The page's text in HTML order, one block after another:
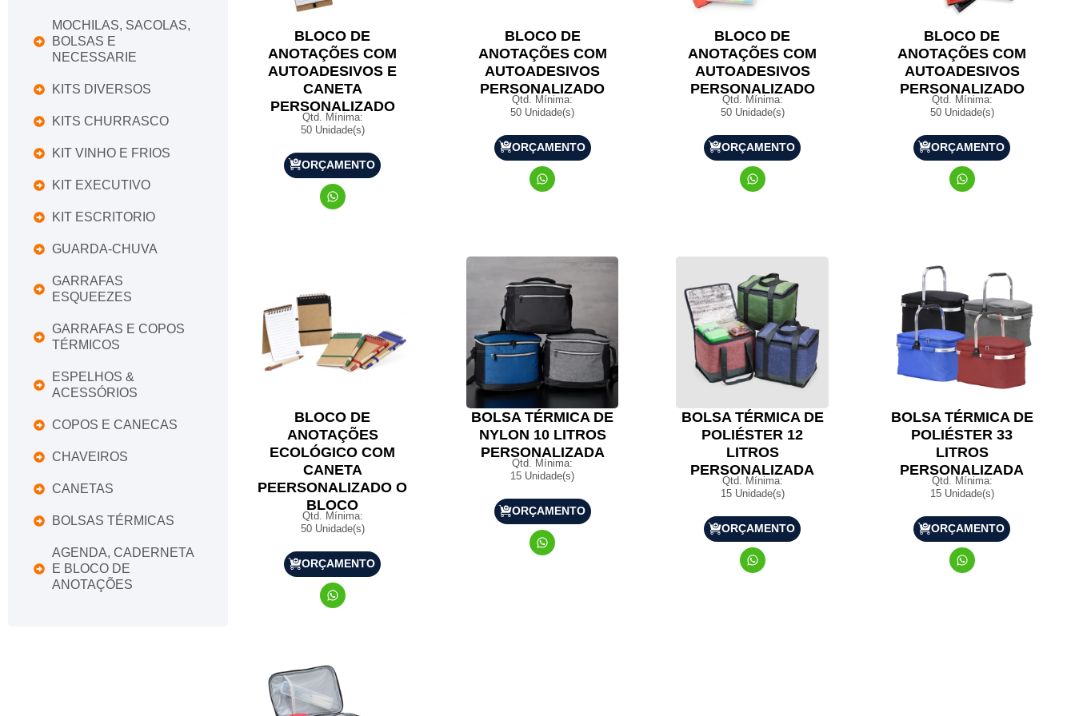
MOCHILAS, SACOLAS,
BOLSAS E
NECESSARIE
KITS DIVERSOS
KITS CHURRASCO
KIT VINHO E FRIOS
KIT EXECUTIVO
KIT ESCRITORIO
GUARDA-CHUVA
GARRAFAS
ESQUEEZES
GARRAFAS E COPOS
TÉRMICOS
ESPELHOS &
ACESSÓRIOS
COPOS E CANECAS
CHAVEIROS
CANETAS
BOLSAS TÉRMICAS
AGENDA, CADERNETA
E BLOCO DE
ANOTAÇÕES
BLOCO DE
ANOTAÇÕES COM
AUTOADESIVOS E
CANETA
PERSONALIZADO
Qtd. Mínima:
50 Unidade(s)
ORÇAMENTO
BLOCO DE
ANOTAÇÕES COM
AUTOADESIVOS
PERSONALIZADO
Qtd. Mínima:
50 Unidade(s)
ORÇAMENTO
BLOCO DE
ANOTAÇÕES COM
AUTOADESIVOS
PERSONALIZADO
Qtd. Mínima:
50 Unidade(s)
ORÇAMENTO
BLOCO DE
ANOTAÇÕES COM
AUTOADESIVOS
PERSONALIZADO
Qtd. Mínima:
50 Unidade(s)
ORÇAMENTO
BLOCO DE
ANOTAÇÕES
ECOLÓGICO COM
CANETA
PEERSONALIZADO O
BLOCO
Qtd. Mínima:
50 Unidade(s)
ORÇAMENTO
BOLSA TÉRMICA DE
NYLON 10 LITROS
PERSONALIZADA
Qtd. Mínima:
15 Unidade(s)
ORÇAMENTO
BOLSA TÉRMICA DE
POLIÉSTER 12
LITROS
PERSONALIZADA
Qtd. Mínima:
15 Unidade(s)
ORÇAMENTO
BOLSA TÉRMICA DE
POLIÉSTER 33
LITROS
PERSONALIZADA
Qtd. Mínima:
15 Unidade(s)
ORÇAMENTO